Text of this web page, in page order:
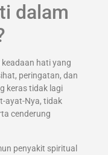
dalam
hati yang
peringatan, dan
keras tidak lagi
ayat-Nya, tidak
cenderung
penyakit spiritual